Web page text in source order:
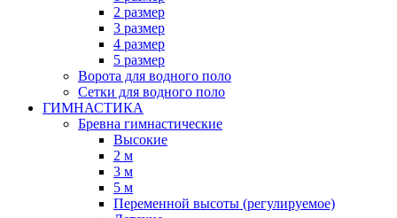
2 размер
3 размер
4 размер
5 размер
Ворота для водного поло
Сетки для водного поло
ГИМНАСТИКА
Бревна гимнастические
Высокие
2 м
3 м
5 м
Переменной высоты (регулируемое)